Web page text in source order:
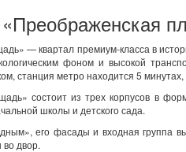
— квартал премиум-класса в
фоном и высокой
станция метро находится 5
состоит из трех корпусов в
школы и детского сада.
его фасады и входная группа
двор.